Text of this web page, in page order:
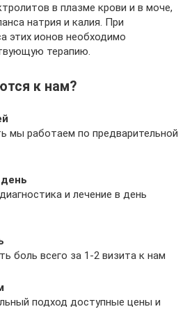
в плазме крови и в моче,
натрия и калия. При
этих ионов необходимо
терапию.
к нам?
мы работаем по предварительной
и лечение в день
боль всего за 1-2 визита к нам
подход доступные цены и